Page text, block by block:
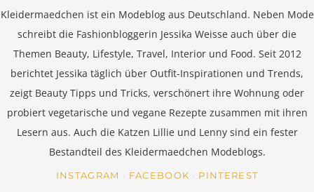
Kleidermaedchen ist ein Modeblog aus Deutschland. Neben Mode
schreibt die Fashionbloggerin Jessika Weisse auch über die
Themen Beauty, Lifestyle, Travel, Interior und Food. Seit 2012
berichtet Jessika täglich über Outfit-Inspirationen und Trends,
zeigt Beauty Tipps und Tricks, verschönert ihre Wohnung oder
probiert vegetarische und vegane Rezepte zusammen mit ihren
Lesern aus. Auch die Katzen Lillie und Lenny sind ein fester
Bestandteil des Kleidermaedchen Modeblogs.
INSTAGRAM FACEBOOK PINTEREST